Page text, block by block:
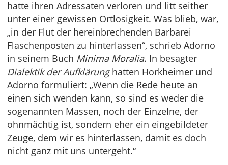
hatte ihren Adressaten verloren und litt seither
unter einer gewissen Ortlosigkeit. Was blieb, war,
„in der Flut der hereinbrechenden Barbarei
Flaschenposten zu hinterlassen“, schrieb Adorno
in seinem Buch Minima Moralia. In besagter
Dialektik der Aufklärunghatten Horkheimer und
Adorno formuliert: „Wenn die Rede heute an
einen sich wenden kann, so sind es weder die
sogenannten Massen, noch der Einzelne, der
ohnmächtig ist, sondern eher ein eingebildeter
Zeuge, dem wir es hinterlassen, damit es doch
nicht ganz mit uns untergeht.“